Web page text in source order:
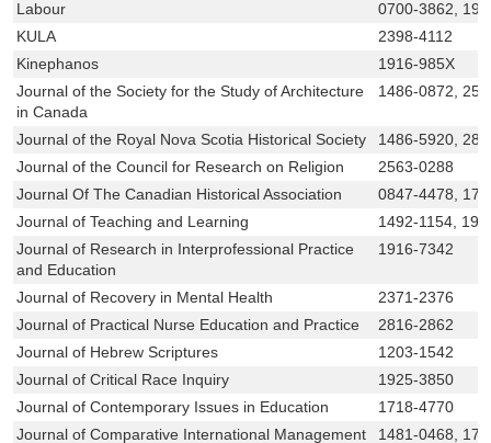
Labour
0700-3862,
KULA
2398-4112
Kinephanos
1916-985X
Journal of the Society for the Study of Architecture
in Canada
1486-0872,
Journal of the Royal Nova Scotia Historical Society
1486-5920,
Journal of the Council for Research on Religion
2563-0288
Journal Of The Canadian Historical Association
0847-4478,
Journal of Teaching and Learning
1492-1154,
Journal of Research in Interprofessional Practice
and Education
1916-7342
Journal of Recovery in Mental Health
2371-2376
Journal of Practical Nurse Education and Practice
2816-2862
Journal of Hebrew Scriptures
1203-1542
Journal of Critical Race Inquiry
1925-3850
Journal of Contemporary Issues in Education
1718-4770
Journal of Comparative International Management
1481-0468,